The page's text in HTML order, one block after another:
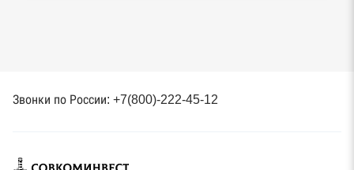
Звонки по России: +7(800)-222-45-12